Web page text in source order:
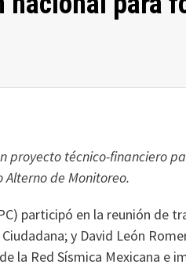
proyecto técnico-financiero
Alterno de Monitoreo.
participó en la reunión de
y David León
la Red Sísmica Mexicana e